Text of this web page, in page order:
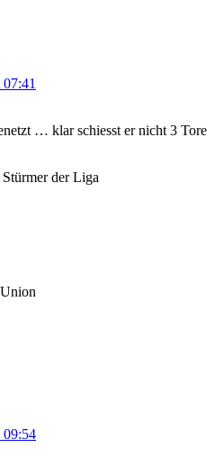
… klar schiesst er nicht 3 Tore
der Liga
09:54